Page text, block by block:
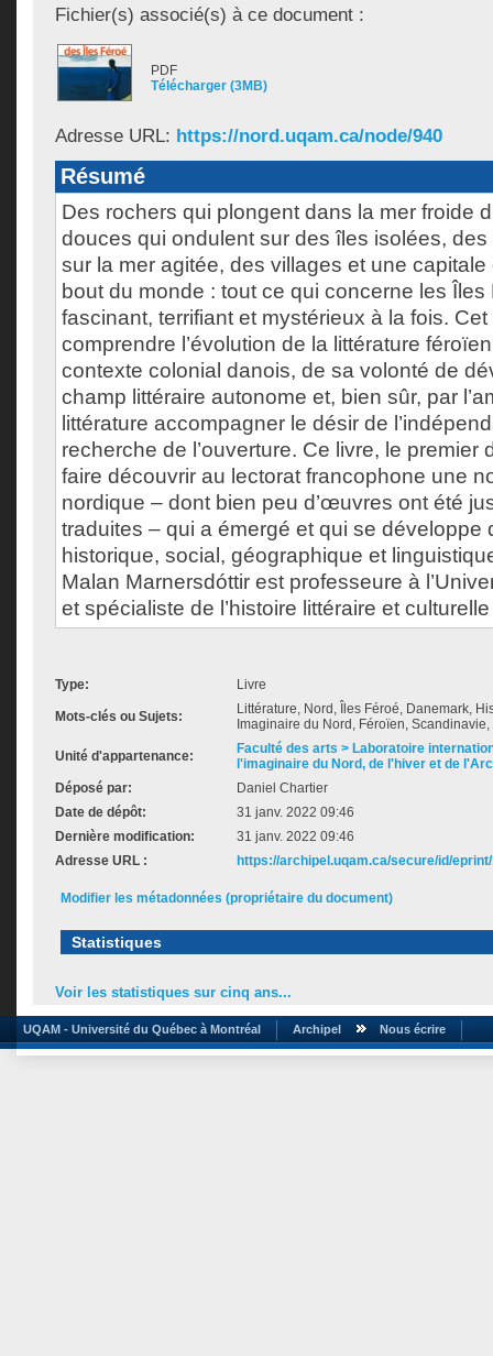
Fichier(s) associé(s) à ce document :
PDF
Télécharger (3MB)
Adresse URL: https://nord.uqam.ca/node/940
Résumé
Des rochers qui plongent dans la mer froide
douces qui ondulent sur des îles isolées,
sur la mer agitée, des villages et une
bout du monde : tout ce qui concerne les
fascinant, terrifiant et mystérieux à la fois.
comprendre l’évolution de la littérature
contexte colonial danois, de sa volonté de
champ littéraire autonome et, bien sûr, par
littérature accompagner le désir de
recherche de l’ouverture. Ce livre, le premier
faire découvrir au lectorat francophone une
nordique – dont bien peu d’œuvres ont été
traduites – qui a émergé et qui se développe
historique, social, géographique et
Malan Marnersdóttir est professeure à
et spécialiste de l’histoire littéraire et
Type: Livre
Mots-clés ou Sujets:
Littérature, Nord, Îles Féroé, Danemark,
Imaginaire du Nord, Féroïen,
Unité d'appartenance:
Faculté des arts > Laboratoire
l'imaginaire du Nord, de l'hiver et de
Déposé par:
Daniel Chartier
Date de dépôt:
31 janv. 2022 09:46
Dernière modification:
31 janv. 2022 09:46
Adresse URL :
https://archipel.uqam.ca/secure/id/
Modifier les métadonnées (propriétaire du document)
Statistiques
Voir les statistiques sur cinq ans...
UQAM - Université du Québec à Montréal Archipel Nous écrire